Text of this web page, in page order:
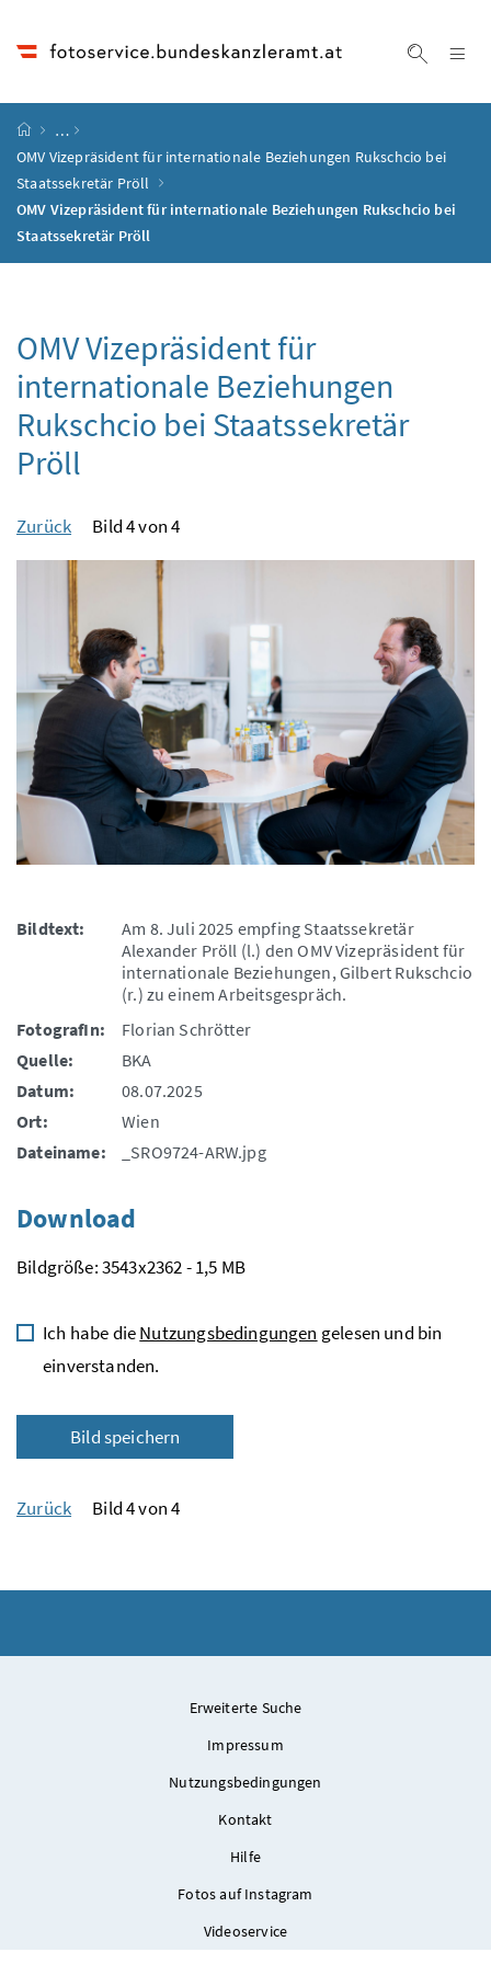
Startseite
…
OMV Vizepräsident für internationale Beziehungen Rukschcio bei
Staatssekretär Pröll
OMV Vizepräsident für internationale Beziehungen Rukschcio bei
Staatssekretär Pröll
OMV Vizepräsident für
internationale Beziehungen
Rukschcio bei Staatssekretär
Pröll
Zurück Bild 4 von 4
Bildtext:
Am 8. Juli 2025 empfing Staatssekretär
Alexander Pröll (l.) den OMV Vizepräsident für
internationale Beziehungen, Gilbert Rukschcio
(r.) zu einem Arbeitsgespräch.
FotografIn:
Florian Schrötter
Quelle:
BKA
Datum:
08.07.2025
Ort:
Wien
Dateiname:
_SRO9724-ARW.jpg
Download
Bildgröße: 3543x2362 - 1,5 MB
Ich habe dieNutzungsbedingungen gelesen und bin
einverstanden.
Bild speichern
Zurück Bild 4 von 4
Erweiterte Suche
Impressum
Nutzungsbedingungen
Kontakt
Hilfe
Fotos auf Instagram
Videoservice